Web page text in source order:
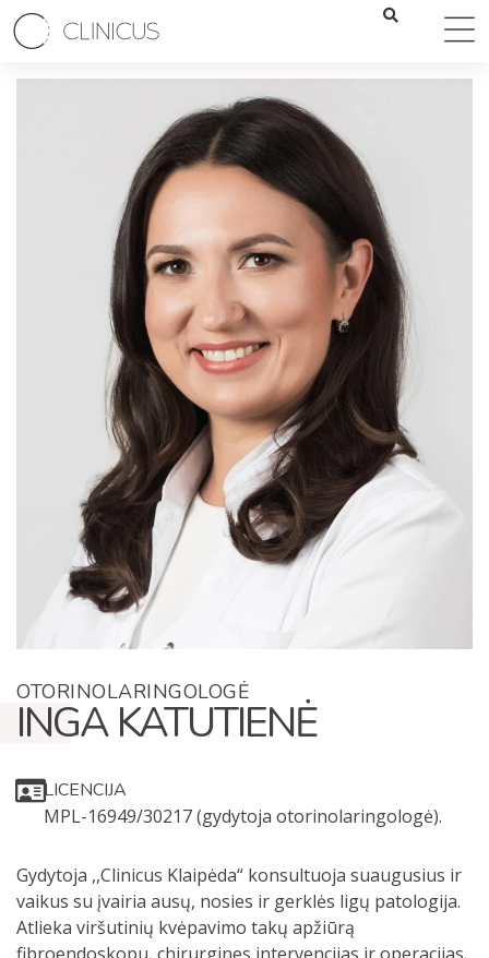
OTORINOLARINGOLOGĖ
INGA KATUTIENĖ
LICENCIJA
MPL-16949/30217 (gydytoja otorinolaringologė).
Gydytoja ,,Clinicus Klaipėda“ konsultuoja suaugusius ir
vaikus su įvairia ausų, nosies ir gerklės ligų patologija.
Atlieka viršutinių kvėpavimo takų apžiūrą